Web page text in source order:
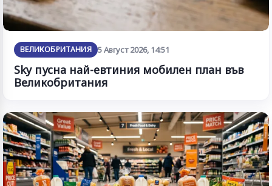
ВЕЛИКОБРИТАНИЯ 5 Август 2026, 14:51
Sky пусна най-евтиния мобилен план във
Великобритания